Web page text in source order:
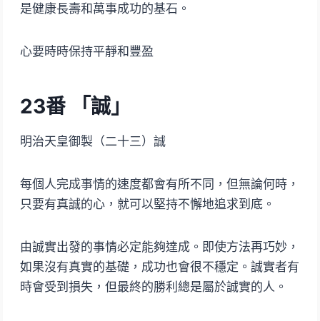
是健康長壽和萬事成功的基石。
心要時時保持平靜和豐盈
23番 「誠」
明治天皇御製（二十三）誠
每個人完成事情的速度都會有所不同，但無論何時，
只要有真誠的心，就可以堅持不懈地追求到底。
由誠實出發的事情必定能夠達成。即使方法再巧妙，
如果沒有真實的基礎，成功也會很不穩定。誠實者有
時會受到損失，但最終的勝利總是屬於誠實的人。